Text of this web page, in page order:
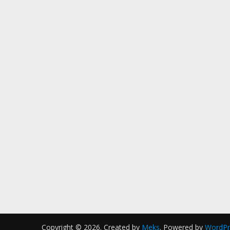
Copyright © 2026. Created by Meks. Powered by